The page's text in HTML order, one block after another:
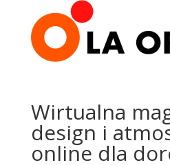
Wirtualna
design i
online dla